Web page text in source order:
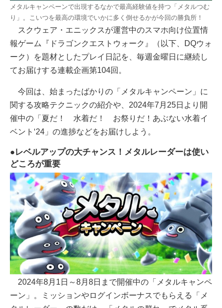
メタルキャンペーンで出現するなかで最高経験値を持つ「メタルつむ
り」。こいつを最高の環境でいかに多く倒せるかが今回の勝負所！
スクウェア・エニックスが運営中のスマホ向け位置情
報ゲーム『ドラゴンクエストウォーク』（以下、DQウォ
ーク）を題材としたプレイ日記を、毎週金曜日に継続し
てお届けする連載企画第104回。
今回は、始まったばかりの「メタルキャンペーン」に
関する攻略テクニックの紹介や、2024年7月25日より開
催中の「夏だ！ 水着だ！ お祭りだ！あぶない水着イ
ベント‘24」の進捗などをお届けしよう。
●レベルアップの大チャンス！メタルレーダーは使い
どころが重要
2024年8月1日～8月8日まで開催中の「メタルキャンペ
ーン」。ミッションやログインボーナスでもらえる「メ